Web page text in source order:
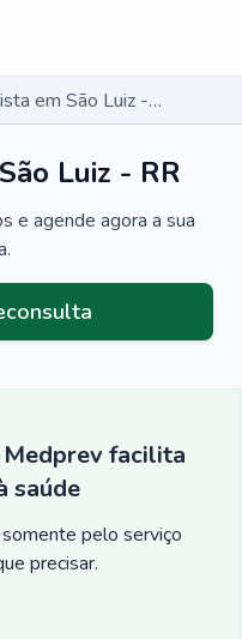
Angiologista em São Luiz - RR
Luiz - RR
e agende agora a sua
Medprev facilita
saúde
pelo serviço
precisar.